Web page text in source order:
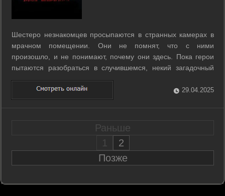
Шестеро незнакомцев просыпаются в странных камерах в
мрачном помещении. Они не помнят, что с ними
произошло, и не понимают, почему они здесь. Пока герои
пытаются разобраться в случившемся, некий загадочный
человек предлагает узникам игру под названием «Суд». Во
время этой жуткой игры участники узнают леденящие душу
секреты о себе и других. ...
29.04.2025
Раньше
1
2
Позже